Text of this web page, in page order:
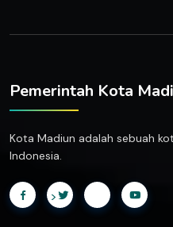
Pemerintah Kota
Kota Madiun adalah sebuah
Indonesia.
>